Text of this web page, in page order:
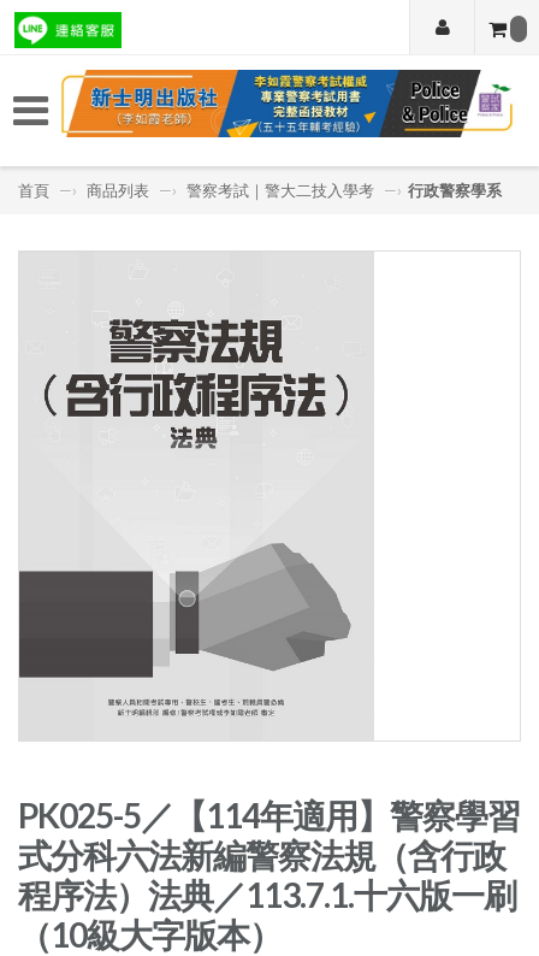
首頁 —› 商品列表 —› 警察考試｜警大二技入學考 —› 行政警察學系
PK025-5／【114年適用】警察學習
式分科六法新編警察法規（含行政
程序法）法典／113.7.1.十六版一刷
（10級大字版本）